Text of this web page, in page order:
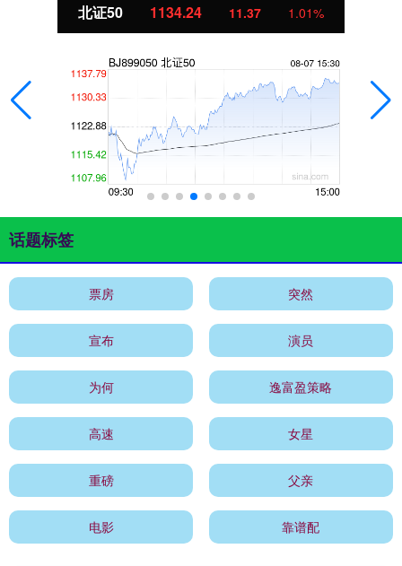
北证50 1134.24 11.37 1.01%
话题标签
票房 突然
宣布 演员
为何 逸富盈策略
高速 女星
重磅 父亲
电影 靠谱配